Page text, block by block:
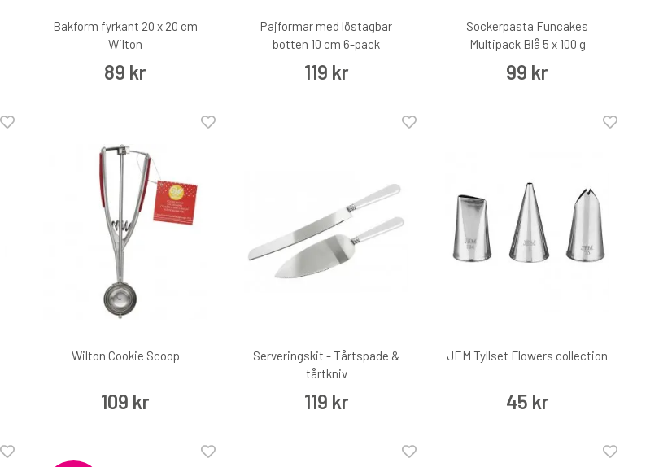
Bakform fyrkant 20 x 20 cm
Wilton
89 kr
Pajformar med löstagbar
botten 10 cm 6-pack
119 kr
Sockerpasta Funcakes
Multipack Blå 5 x 100 g
99 kr
Wilton Cookie Scoop
109 kr
Serveringskit - Tårtspade &
tårtkniv
119 kr
JEM Tyllset Flowers collection
45 kr